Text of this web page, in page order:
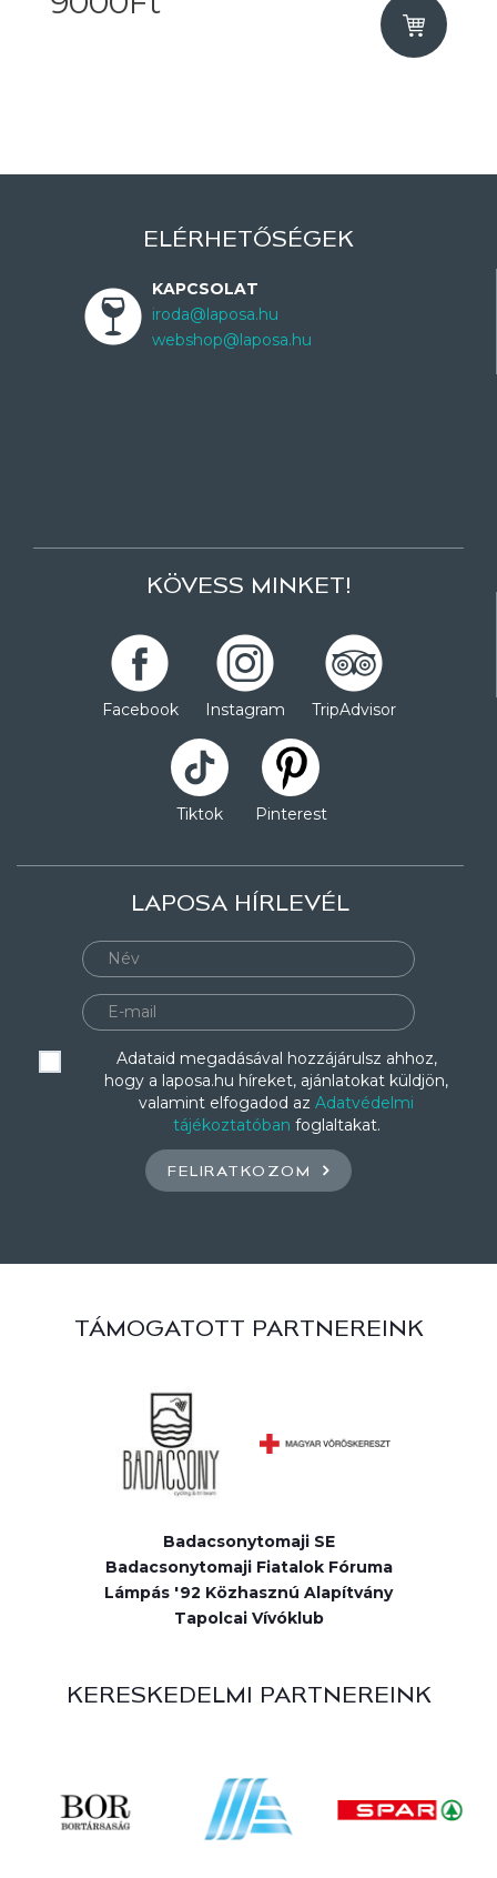
ELÉRHETŐSÉGEK
KAPCSOLAT
iroda@laposa.hu
webshop@laposa.hu
KÖVESS MINKET!
Facebook Instagram TripAdvisor
Tiktok Pinterest
LAPOSA HÍRLEVÉL
Adataid megadásával hozzájárulsz ahhoz,
hogy a laposa.hu híreket, ajánlatokat küldjön,
valamint elfogadod az Adatvédelmi
tájékoztatóban foglaltakat.
FELIRATKOZOM
TÁMOGATOTT PARTNEREINK
Badacsonytomaji SE
Badacsonytomaji Fiatalok Fóruma
Lámpás '92 Közhasznú Alapítvány
Tapolcai Vívóklub
KERESKEDELMI PARTNEREINK